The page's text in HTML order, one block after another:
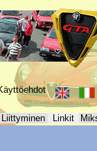
Liittyminen Linkit